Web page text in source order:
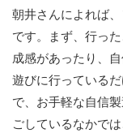
朝井さんによれば
です。まず、行っ
成感があったり、
遊びに行っている
で、お手軽な自信
ごしているなかで